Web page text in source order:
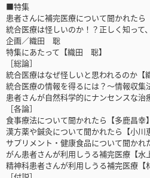
■特集
患者さんに補完医療について聞かれたら
統合医療は怪しいのか！？正しく知って
企画／織田 聡
特集にあたって【織田 聡】
［総論］
統合医療はなぜ怪しいと思われるのか【
統合医療の情報を得るには？〜情報収
患者さんが自然科学的にナンセンスな
［各論］
食事療法について聞かれたら【多鹿昌幸】
漢方薬や鍼灸について聞かれたら【小川
サプリメント・健康食品について聞かれ
がん患者さんが利用しうる補完医療【水
精神科患者さんが利用しうる補完医療【